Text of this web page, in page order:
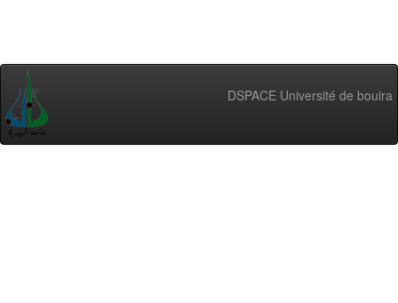
DSPACE Université de bouira